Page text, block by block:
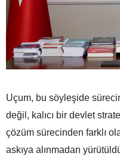
Uçum, bu söyleşide
değil, kalıcı bir devlet
çözüm sürecinden farklı
askıya alınmadan